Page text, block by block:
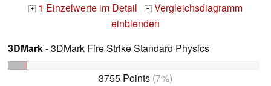
+ 1 Einzelwerte im Detail + Vergleichsdiagramm
einblenden
3DMark- 3DMark Fire Strike Standard Physics
3755 Points (7%)